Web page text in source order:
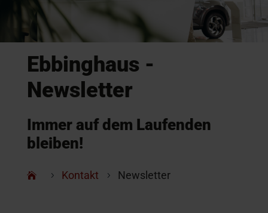
Ebbinghaus -
Newsletter
Immer auf dem Laufenden
bleiben!
5 Kontakt 5 Newsletter